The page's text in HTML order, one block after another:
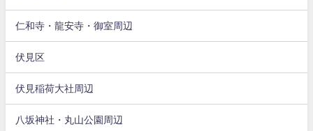
仁和寺・龍安寺・御室周辺
伏見区
伏見稲荷大社周辺
八坂神社・丸山公園周辺